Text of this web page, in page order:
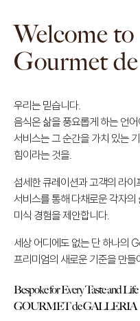
Welcome to
Gourmet
우리는 믿습니다.
음식은 삶을 풍요롭게 하는 언
서비스는 그 순간을 가치 있는
힘이라는 것을.
섬세한 큐레이션과 고객의 라이
서비스를 통해 다채로운 각자의
미식 경험을 제안합니다.
세상 어디에도 없는 단 하나의
프리미엄의 새로운 기준을 만들
Bespoke for Every Taste and Life
GOURMET de GALLERIA